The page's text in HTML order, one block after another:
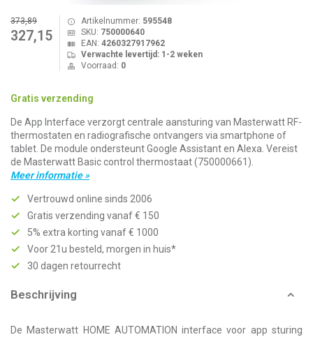
373,89
327,15
Artikelnummer: 595548
SKU: 750000640
EAN: 4260327917962
Verwachte levertijd: 1-2 weken
Voorraad: 0
Gratis verzending
De App Interface verzorgt centrale aansturing van Masterwatt RF-
thermostaten en radiografische ontvangers via smartphone of
tablet. De module ondersteunt Google Assistant en Alexa. Vereist
de Masterwatt Basic control thermostaat (750000661).
Meer informatie »
Vertrouwd online sinds 2006
Gratis verzending vanaf € 150
5% extra korting vanaf € 1000
Voor 21u besteld, morgen in huis*
30 dagen retourrecht
Beschrijving
De Masterwatt HOME AUTOMATION interface voor app sturing